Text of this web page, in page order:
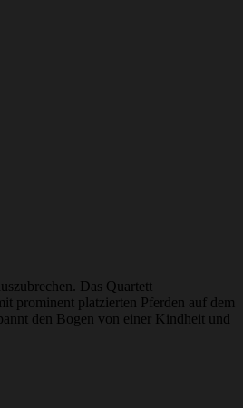
Das Quartett
prominent platzierten Pferden auf dem
den Bogen von einer Kindheit und